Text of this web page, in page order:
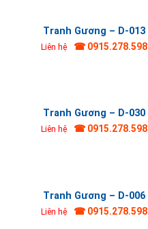
Tranh Gương – D-013
Liên hệ ☎ 0915.278.598
Tranh Gương – D-030
Liên hệ ☎ 0915.278.598
Tranh Gương – D-006
Liên hệ ☎ 0915.278.598